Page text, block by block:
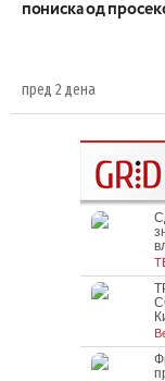
пониска од
пред 2 дена